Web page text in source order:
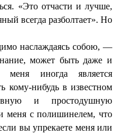
«Это отчасти и лучше,
всегда разболтает». Но
наслаждаясь собою, —
может быть даже и
иногда является
кому-нибудь в известном
и простодушную
меня с полишинелем, что
вы упрекаете меня или